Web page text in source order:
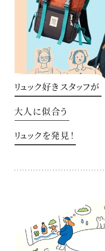
リュック好きスタッフが
大人に似合う
リュックを発見！